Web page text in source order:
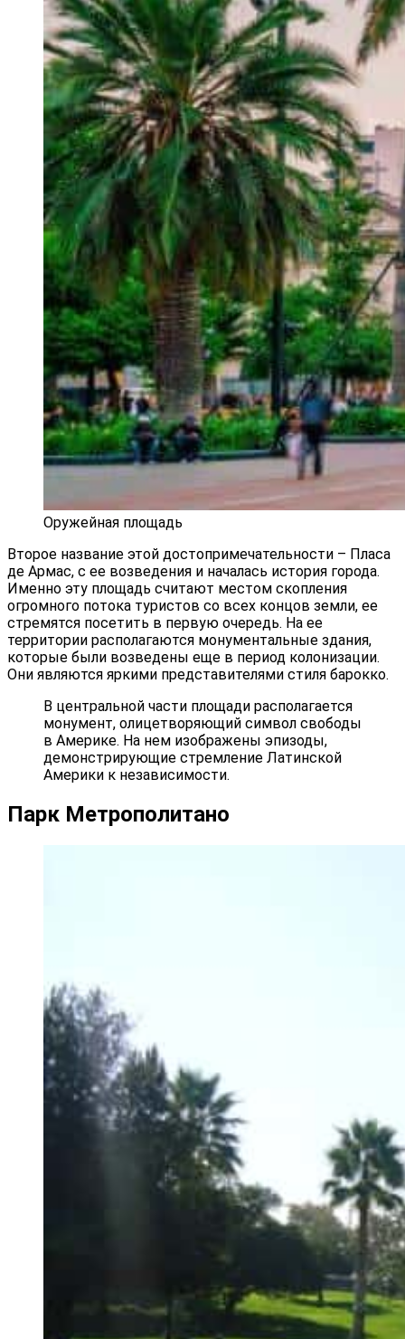
Оружейная площадь
Второе название этой достопримечательности – Пласа
де Армас, с ее возведения и началась история города.
Именно эту площадь считают местом скопления
огромного потока туристов со всех концов земли, ее
стремятся посетить в первую очередь. На ее
территории располагаются монументальные здания,
которые были возведены еще в период колонизации.
Они являются яркими представителями стиля барокко.
В центральной части площади располагается
монумент, олицетворяющий символ свободы
в Америке. На нем изображены эпизоды,
демонстрирующие стремление Латинской
Америки к независимости.
Парк Метрополитано